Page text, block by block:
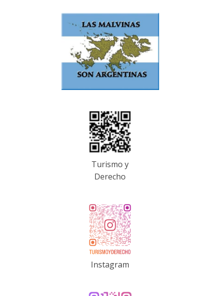
Turismo y
Derecho
Instagram